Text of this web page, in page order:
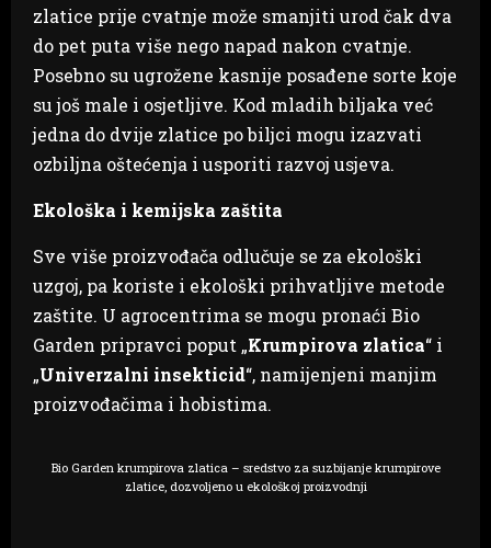
zlatice prije cvatnje može smanjiti urod čak dva
do pet puta više nego napad nakon cvatnje.
Posebno su ugrožene kasnije posađene sorte koje
su još male i osjetljive. Kod mladih biljaka već
jedna do dvije zlatice po biljci mogu izazvati
ozbiljna oštećenja i usporiti razvoj usjeva.
Ekološka i kemijska zaštita
Sve više proizvođača odlučuje se za ekološki
uzgoj, pa koriste i ekološki prihvatljive metode
zaštite. U agrocentrima se mogu pronaći Bio
Garden pripravci poput „Krumpirova zlatica“ i
„Univerzalni insekticid“, namijenjeni manjim
proizvođačima i hobistima.
Bio Garden krumpirova zlatica – sredstvo za suzbijanje krumpirove
zlatice, dozvoljeno u ekološkoj proizvodnji